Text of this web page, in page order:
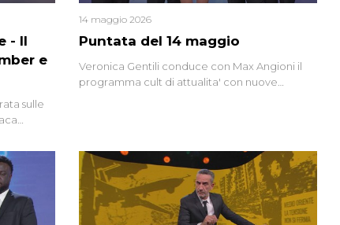
- Il
e
sulle
tra
speciale
di
ancora
Puntata del 14 maggio
14 maggio 2026
Veronica Gentili conduce con Max Angioni il
programma cult di attualita' con nuove